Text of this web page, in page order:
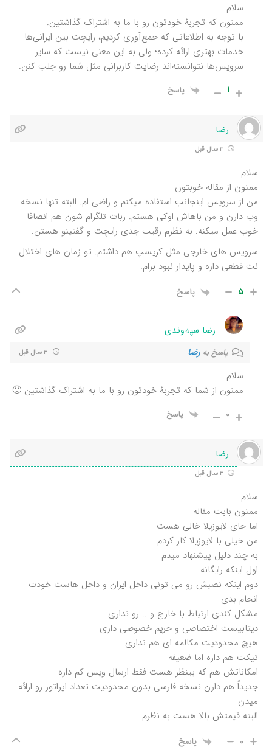
سلام
ممنون که تجربهٔ خودتون رو با ما به اشتراک گذاشتین.
با توجه به اطلاعاتی که جمع‌آوری کردیم، رایچت بین ایرانی‌ها
خدمات بهتری ارائه کرده؛ ولی به این معنی نیست که سایر
سرویس‌ها نتوانسته‌اند رضایت کاربرانی مثل شما رو جلب کنن.
1 پاسخ
رضا
سلام
ممنون از مقاله خوبتون
من از سرویس اینجانب استفاده میکنم و راضی ام. البته تنها نسخه
وب دارن و من باهاش اوکی هستم. ربات تلگرام شون هم انصافا
خوب عمل میکنه. به نظرم رقیب جدی رایچت و گفتینو هستن.
سرویس های خارجی مثل کریسپ هم داشتم. تو زمان های اختلال
نت قطعی داره و پایدار نبود برام.
5 پاسخ
رضا سپه‌وندی
پاسخ به رضا
سلام
ممنون از شما که تجربهٔ خودتون رو با ما به اشتراک گذاشتین 🙂
0 پاسخ
رضا
سلام
ممنون بابت مقاله
اما جای لایوزیلا خالی هست
من خیلی با لایوزیلا کار کردم
به چند دلیل پیشنهاد میدم
اول اینکه رایگانه
دوم اینکه نصبش رو می تونی داخل ایران و داخل هاست خودت
انجام بدی
مشکل کندی ارتباط با خارج و .. رو نداری
دیتابیست اختصاصی و حریم خصوصی داری
هیچ محدودیت مکالمه ای هم نداری
تیکت هم داره اما ضعیفه
امکاناتش هم که بینظر هست فقط ارسال ویس کم داره
جدیداً هم دارن نسخه فارسی بدون محدودیت تعداد اپراتور رو ارائه
میدن
البته قیمتش بالا هست به نظرم
0 پاسخ